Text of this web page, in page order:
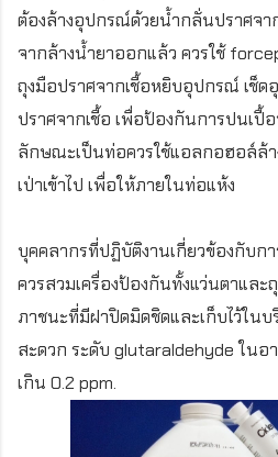
ต้องล้างอุปกรณ์ด้วยน้ำกลั่นปราศจา
จากล้างน้ำยาออกแล้ว ควรใช้
ถุงมือปราศจากเชื้อหยิบอุปกรณ์ เช็
ปราศจากเชื้อ เพื่อป้องกันการปนเ
ลักษณะเป็นท่อควรใช้แอลกอฮอล์ล้า
เป่าเข้าไป เพื่อให้ภายในท่อแห้ง
บุคคลากรที่ปฏิบัติงานเกี่ยวข้องกับก
ควรสวมเครื่องป้องกันทั้งแว่นตาและ
ภาชนะที่มีฝาปิดมิดชิดและเก็บไว้ในบ
สะดวก ระดับ glutaraldehyde ในอ
เกิน 0.2 ppm.